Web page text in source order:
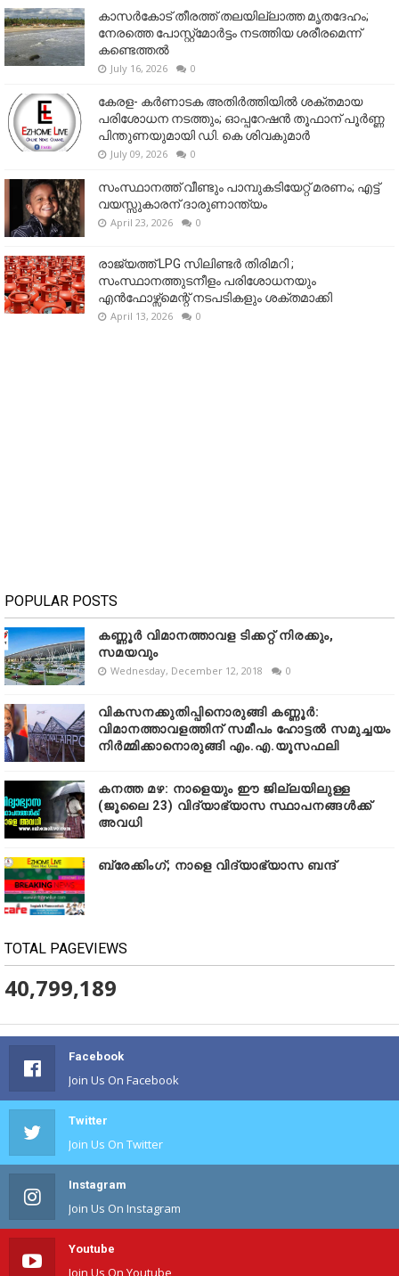
കാസർകോട് തീരത്ത് തലയില്ലാത്ത മൃതദേഹം;
നേരത്തെ പോസ്റ്റ്‌മോർട്ടം നടത്തിയ ശരീരമെന്ന്
കണ്ടെത്തൽ
July 16, 2026 0
കേരള- കർണാടക അതിർത്തിയിൽ ശക്തമായ
പരിശോധന നടത്തും; ഓപ്പറേഷൻ തൂഫാന് പൂർണ്ണ
പിന്തുണയുമായി ഡി. കെ ശിവകുമാർ
July 09, 2026 0
സംസ്ഥാനത്ത് വീണ്ടും പാമ്പുകടിയേറ്റ് മരണം; എട്ട്
വയസ്സുകാരന് ദാരുണാന്ത്യം
April 23, 2026 0
രാജ്യത്ത് LPG സിലിണ്ടർ തിരിമറി ;
സംസ്ഥാനത്തുടനീളം പരിശോധനയും
എൻഫോഴ്സ്മെന്റ് നടപടികളും ശക്തമാക്കി
April 13, 2026 0
POPULAR POSTS
കണ്ണൂർ വിമാനത്താവള ടിക്കറ്റ് നിരക്കും,
സമയവും
Wednesday, December 12, 2018 0
വികസനക്കുതിപ്പിനൊരുങ്ങി കണ്ണൂർ:
വിമാനത്താവളത്തിന് സമീപം ഹോട്ടൽ സമുച്ചയം
നിർമ്മിക്കാനൊരുങ്ങി എം.എ.യൂസഫലി
കനത്ത മഴ: നാളെയും ഈ ജില്ലയിലുള്ള
(ജൂലൈ 23) വിദ്യാഭ്യാസ സ്ഥാപനങ്ങൾക്ക്
അവധി
ബ്രേക്കിംഗ്; നാളെ വിദ്യാഭ്യാസ ബന്ദ്
TOTAL PAGEVIEWS
40,799,189
Facebook
Join Us On Facebook
Twitter
Join Us On Twitter
Instagram
Join Us On Instagram
Youtube
Join Us On Youtube